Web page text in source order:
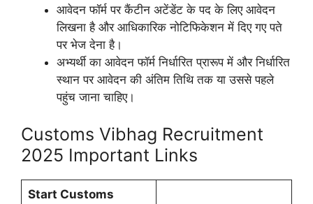
आवेदन फॉर्म पर कैंटीन अटेंडेंट के पद के लिए आवेदन
लिखना है और आधिकारिक नोटिफिकेशन में दिए गए पते
पर भेज देना है।
अभ्यर्थी का आवेदन फॉर्म निर्धारित प्रारूप में और निर्धारित
स्थान पर आवेदन की अंतिम तिथि तक या उससे पहले
पहुंच जाना चाहिए।
Customs Vibhag Recruitment
2025 Important Links
Start Customs